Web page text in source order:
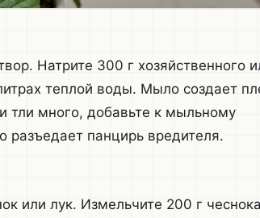
Натрите 300 г хозяйственного
теплой воды. Мыло создает
тли много, добавьте к мыльному
панцирь вредителя.
или лук. Измельчите 200 г